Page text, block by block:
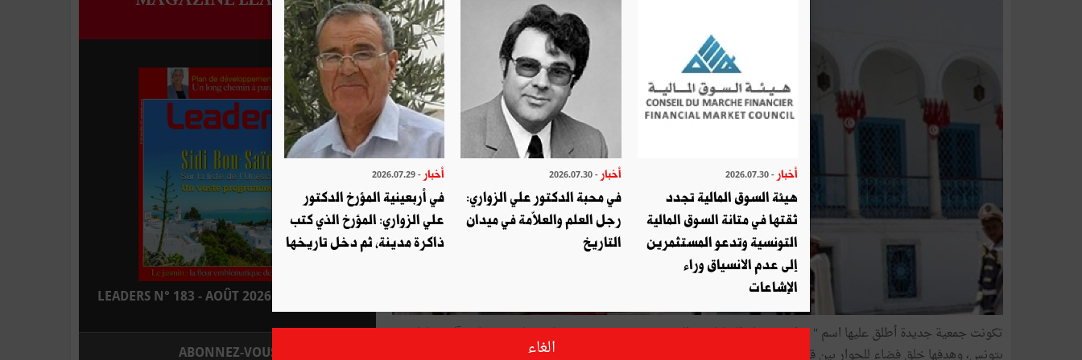
تكونت جمعية جديدة أطلق عليها اسم " ودادية قدماء البرلمانيين التونسيين ". وسيكون مقرها مؤقتا بـــ 13 شارع آلان سافاري
LEADERS N° 183 - AOÛT 2026 : EN KIOSQUE
ABONNEZ-VOUS
أخبار - 2026.07.30
هيئة السوق المالية تجدد
ثقتها في متانة السوق المالية
التونسية وتدعو المستثمرين
إلى عدم الانسياق وراء
الإشاعات
أخبار - 2026.07.30
في محبة الدكتور علي الزواري:
رجل العلم والعلاّمة في ميدان
التاريخ
أخبار - 2026.07.29
في أربعينية المؤرخ الدكتور
علي الزواري: المؤرخ الذي كتب
ذاكرة مدينة، ثم دخل تاريخها
الغاء